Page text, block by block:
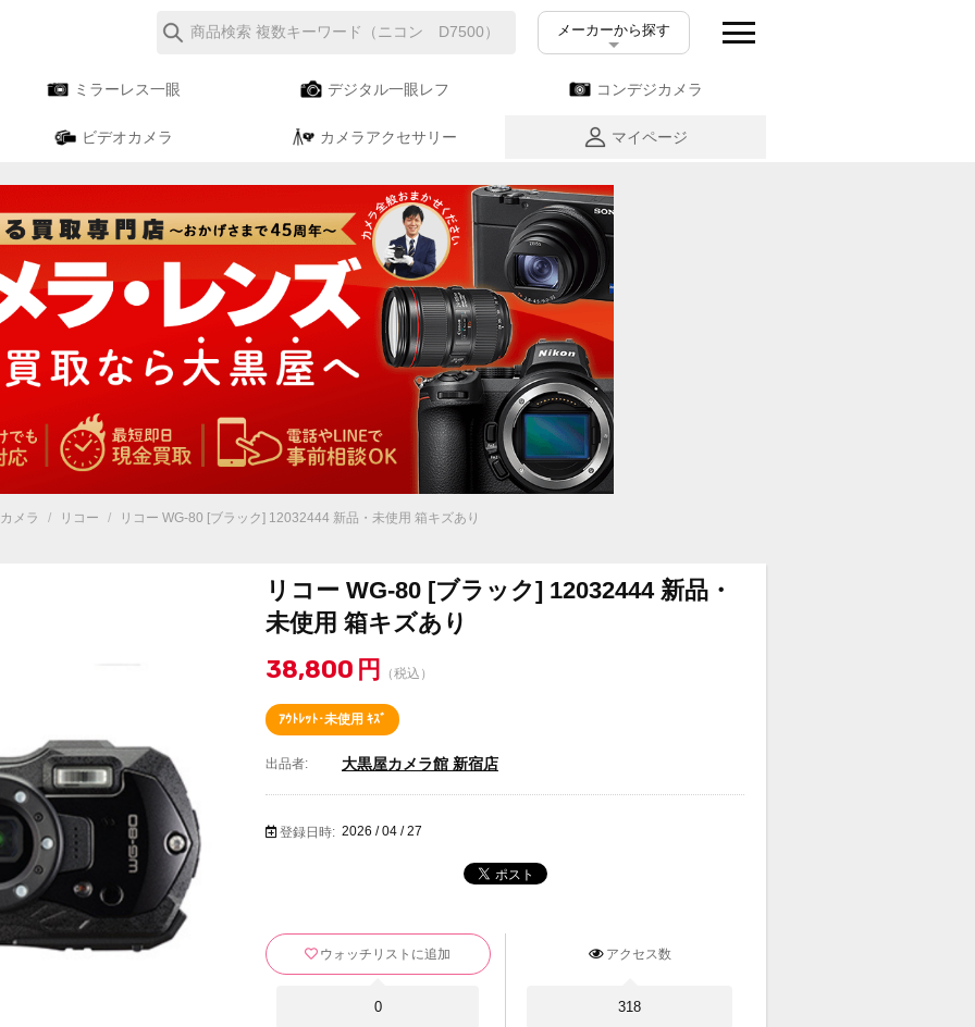
メーカーから探す
ミラーレス一眼 デジタル一眼レフ コンデジカメラ
ビデオカメラ カメラアクセサリー マイページ
メラ / リコー / リコー WG-80 [ブラック] 12032444 新品・未使用 箱キズあり
リコー WG-80 [ブラック] 12032444 新品・
未使用 箱キズあり
38,800 円 （税込）
ｱｳﾄﾚｯﾄ･未使用 ｷｽﾞ
出品者: 大黒屋カメラ館 新宿店
登録日時: 2026 / 04 / 27
アクセス数
318
ウォッチリストに追加
0